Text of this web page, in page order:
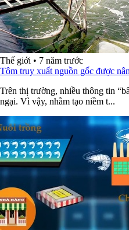
Thế giới • 7 năm trước
Tôm truy xuất nguồn gốc được
Trên thị trường, nhiều thông tin
ngại. Vì vậy, nhằm tạo niềm t...